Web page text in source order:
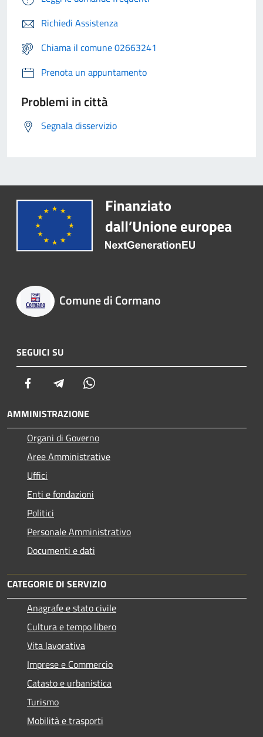
Richiedi Assistenza
Chiama il comune 02663241
Prenota un appuntamento
Problemi in città
Segnala disservizio
Comune di Cormano
SEGUICI SU
Facebook Telegram
AMMINISTRAZIONE
Organi di Governo
Aree Amministrative
Uffici
Enti e fondazioni
Politici
Personale Amministrativo
Documenti e dati
CATEGORIE DI SERVIZIO
Anagrafe e stato civile
Cultura e tempo libero
Vita lavorativa
Imprese e Commercio
Catasto e urbanistica
Turismo
Mobilità e trasporti